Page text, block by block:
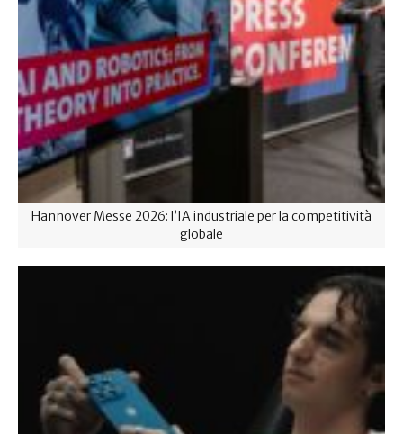
Hannover Messe 2026: l’IA industriale per la competitività
globale